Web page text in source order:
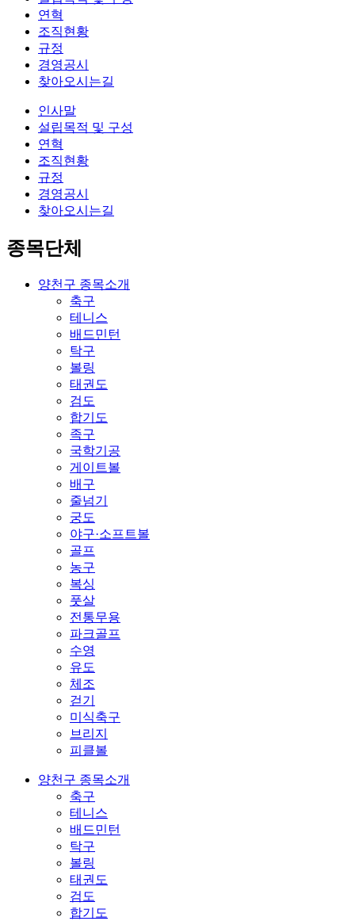
연혁
조직현황
규정
경영공시
찾아오시는길
인사말
설립목적 및 구성
연혁
조직현황
규정
경영공시
찾아오시는길
종목단체
양천구 종목소개
축구
테니스
배드민턴
탁구
볼링
태권도
검도
합기도
족구
국학기공
게이트볼
배구
줄넘기
궁도
야구·소프트볼
골프
농구
복싱
풋살
전통무용
파크골프
수영
유도
체조
걷기
미식축구
브리지
피클볼
양천구 종목소개
축구
테니스
배드민턴
탁구
볼링
태권도
검도
합기도